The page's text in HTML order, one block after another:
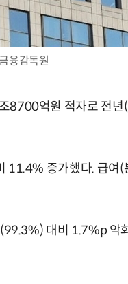
융감독원
8700억원 적자로 전
11.4% 증가했다. 급
대비 1.7%p 악